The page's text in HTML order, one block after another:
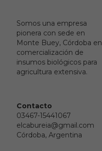
Somos una empresa
pionera con sede en
Monte Buey, Córdoba en
comercialización de
insumos biológicos para
agricultura extensiva.
Contacto
03467-15441067
elcabureia@gmail.com
Córdoba, Argentina